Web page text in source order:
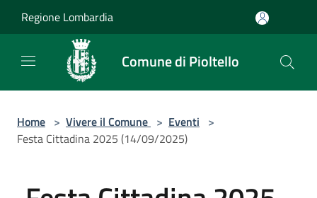
Regione Lombardia
Comune di Pioltello
Home > Vivere il Comune > Eventi >
Festa Cittadina 2025 (14/09/2025)